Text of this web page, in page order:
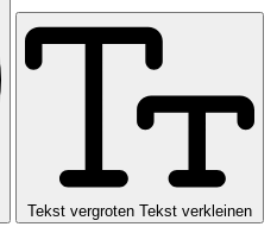
Tekst vergroten Tekst verkleinen